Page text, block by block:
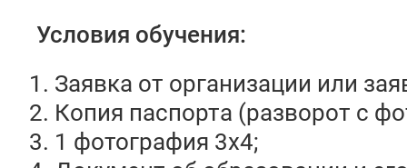
Условия обучения:
Заявка от организации или
Копия паспорта (разворот с
1 фотография 3х4;